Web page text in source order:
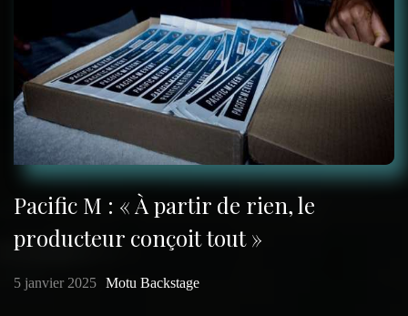
Pacific M : « À partir de rien, le
producteur conçoit tout »
5 janvier 2025 Motu Backstage